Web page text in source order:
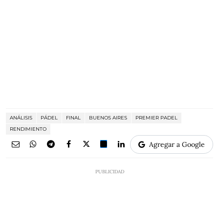
ANÁLISIS PÁDEL FINAL BUENOS AIRES
PREMIER PADEL
RENDIMIENTO
Agregar a Google